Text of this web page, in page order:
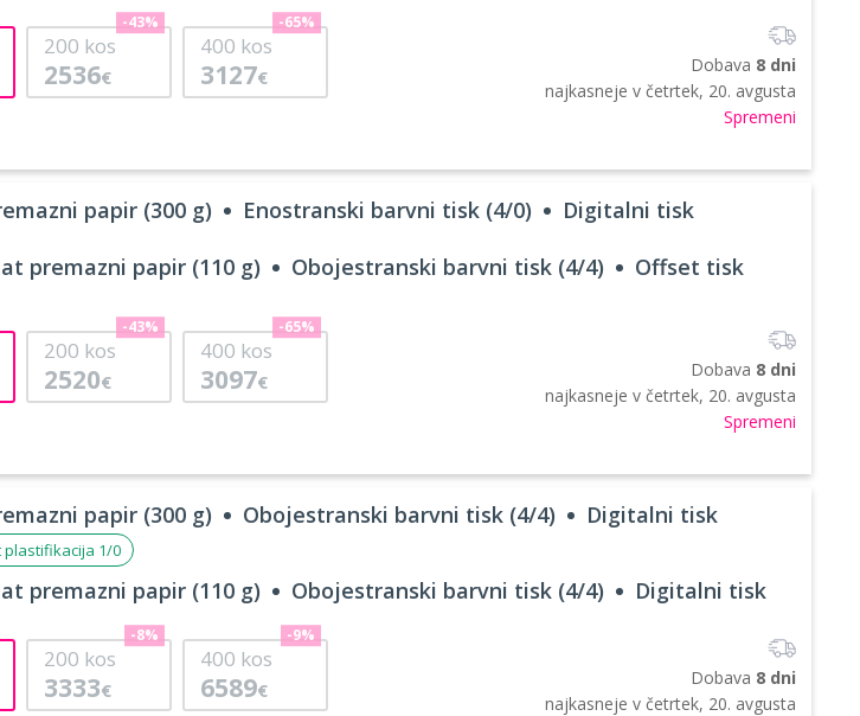
200 kos
2536€
-43%
400 kos
3127€
-65%
Dobava 8 dni
najkasneje v četrtek, 20. avgusta
Spremeni
papir (300 g) Enostranski barvni tisk (4/0) Digitalni tisk
premazni papir (110 g) Obojestranski barvni tisk (4/4) Offset tisk
200 kos
2520€
-43%
400 kos
3097€
-65%
Dobava 8 dni
najkasneje v četrtek, 20. avgusta
Spremeni
papir (300 g) Obojestranski barvni tisk (4/4) Digitalni tisk
1/0
premazni papir (110 g) Obojestranski barvni tisk (4/4) Digitalni tisk
200 kos
3333€
-8%
400 kos
6589€
-9%
Dobava 8 dni
najkasneje v četrtek, 20. avgusta